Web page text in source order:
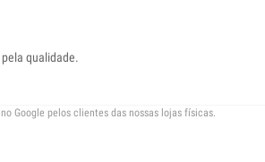
qualidade.
Google pelos clientes das nossas lojas físicas.